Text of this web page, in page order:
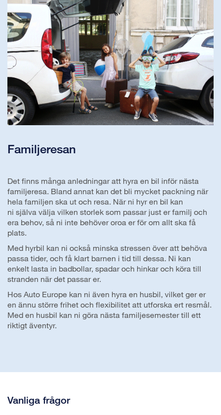
Familjeresan
Det finns många anledningar att hyra en bil inför nästa
familjeresa. Bland annat kan det bli mycket packning när
hela familjen ska ut och resa. När ni hyr en bil kan
ni själva välja vilken storlek som passar just er familj och
era behov, så ni inte behöver oroa er för om allt ska få
plats.
Med hyrbil kan ni också minska stressen över att behöva
passa tider, och få klart barnen i tid till dessa. Ni kan
enkelt lasta in badbollar, spadar och hinkar och köra till
stranden när det passar er.
Hos Auto Europe kan ni även hyra en husbil, vilket ger er
en ännu större frihet och flexibilitet att utforska ert resmål.
Med en husbil kan ni göra nästa familjesemester till ett
riktigt äventyr.
Vanliga frågor